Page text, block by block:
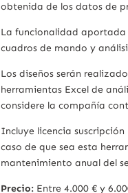
obtenida de los datos de
La funcionalidad aportada
cuadros de mando y
Los diseños serán
herramientas Excel de
considere la compañía
Incluye licencia
caso de que sea esta
mantenimiento anual del
Precio: Entre 4.000 € y